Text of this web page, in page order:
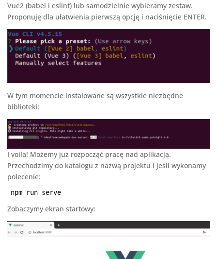
Vue2 (babel i eslint) lub samodzielnie wybieramy zestaw.
Proponuję dla ułatwienia pierwszą opcję i naciśnięcie ENTER.
W tym momencie instalowane są wszystkie niezbędne
biblioteki:
I voila! Możemy już rozpocząć pracę nad aplikacją.
Przechodzimy do katalogu z nazwą projektu i jeśli wykonamy
polecenie:
npm run serve
Zobaczymy ekran startowy: